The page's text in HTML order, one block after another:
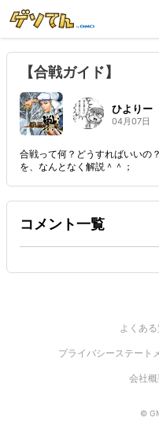
【合戦ガイド】
ひよりー
04月07日
合戦って何？どうすればいいの？
を、なんとなく解説＾＾；
コメント一覧
よくあ
プライバシーステート
会社概
©